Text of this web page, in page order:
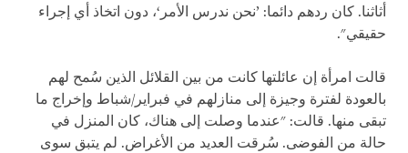
أثاثنا. كان ردهم دائما: ’نحن ندرس الأمر‘، دون اتخاذ أي إجراء
حقيقي".
قالت امرأة إن عائلتها كانت من بين القلائل الذين سُمح لهم
بالعودة لفترة وجيزة إلى منازلهم في فبراير/شباط وإخراج ما
تبقى منها. قالت: "عندما وصلت إلى هناك، كان المنزل في
حالة من الفوضى. سُرقت العديد من الأغراض. لم يتبق سوى